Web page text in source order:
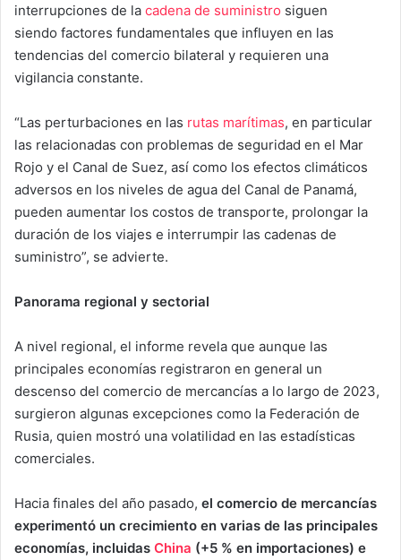
interrupciones de la cadena de suministro siguen
siendo factores fundamentales que influyen en las
tendencias del comercio bilateral y requieren una
vigilancia constante.
“Las perturbaciones en las rutas marítimas, en particular
las relacionadas con problemas de seguridad en el Mar
Rojo y el Canal de Suez, así como los efectos climáticos
adversos en los niveles de agua del Canal de Panamá,
pueden aumentar los costos de transporte, prolongar la
duración de los viajes e interrumpir las cadenas de
suministro”, se advierte.
Panorama regional y sectorial
A nivel regional, el informe revela que aunque las
principales economías registraron en general un
descenso del comercio de mercancías a lo largo de 2023,
surgieron algunas excepciones como la Federación de
Rusia, quien mostró una volatilidad en las estadísticas
comerciales.
Hacia finales del año pasado, el comercio de mercancías
experimentó un crecimiento en varias de las principales
economías, incluidas China (+5 % en importaciones) e